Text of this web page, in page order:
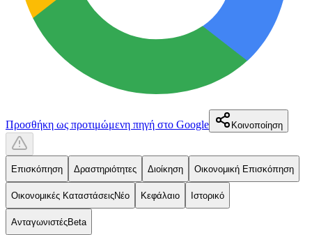
Προσθήκη ως προτιμώμενη πηγή στο Google Κοινοποίηση
Επισκόπηση Δραστηριότητες Διοίκηση Οικονομική Επισκόπηση
Οικονομικές ΚαταστάσειςΝέο Κεφάλαιο Ιστορικό
ΑνταγωνιστέςBeta